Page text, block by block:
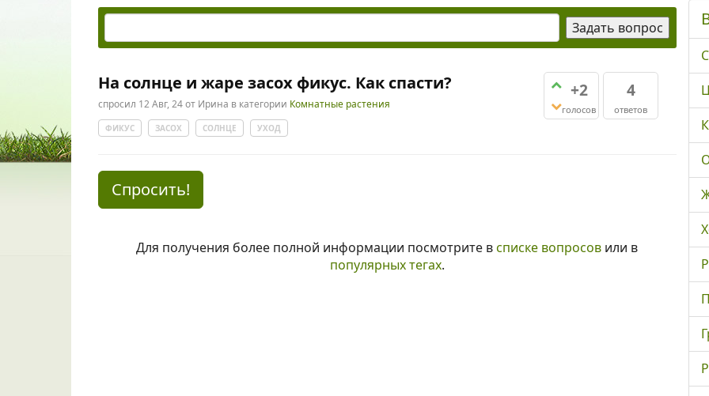
+2
голосов
4
ответов
На солнце и жаре засох фикус. Как спасти?
спросил 12 Авг, 24от Ирина в категории Комнатные растения
ФИКУС ЗАСОХ СОЛНЦЕ УХОД
Спросить!
Для получения более полной информации посмотрите всписке вопросов или в
популярных тегах.